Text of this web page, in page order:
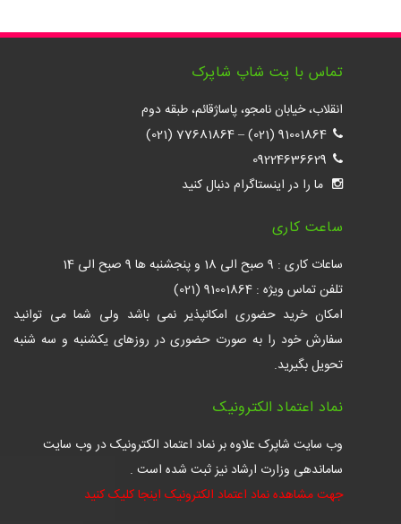
تماس با پت شاپ شاپرک
انقلاب، خیابان نامجو، پاساژقائم، طبقه دوم
91001864 (021)
–
77681864 (021)
09224636629
ما را در اینستاگرام دنبال کنید
ساعت کاری
ساعات کاری : 9 صبح الی 18 و پنجشنبه ها 9 صبح الی 14
تلفن تماس ویژه : 91001864 (021)
امکان خرید حضوری امکانپذیر نمی باشد ولی شما می توانید
سفارش خود را به صورت حضوری در روزهای یکشنبه و سه شنبه
تحویل بگیرید.
نماد اعتماد الکترونیک
وب سایت شاپرک علاوه بر نماد اعتماد الکترونیک در وب سایت
ساماندهی وزارت ارشاد نیز ثبت شده است .
جهت مشاهده نماد اعتماد الکترونیک اینجا کلیک کنید